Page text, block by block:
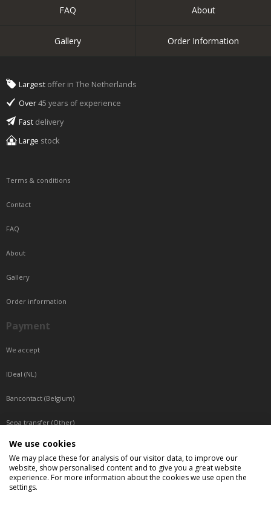
FAQ About
Gallery Order Information
Largest offer in The Netherlands
Over45 years of experience
Fast delivery
Large stock
Terms & conditions
Contact
FAQ
About
Gallery
Order information
Payment
We accept
IDeal (NL)
Bancontact (Belgium)
Sepa transfer (Other)
Reachable by phone
Tuesday, Wednesday, Thursday: Between 9:00 o'clock and 17:00 o'clock
Friday: Between 9:00 o'clock and 12:00 o'clock
We use cookies
We may place these for analysis of our visitor data, to improve our
website, show personalised content and to give you a great website
experience. For more information about the cookies we use open the
settings.